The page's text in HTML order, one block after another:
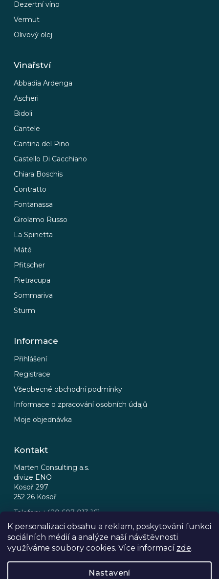
K personalizaci obsahu a reklam, poskytování funkcí
sociálních médií a analýze naší návštěvnosti
využíváme soubory cookies. Více informací zde.
Nastavení
Dezertní víno
Vermut
Olivový olej
Vinařství
Abbadia Ardenga
Ascheri
Bidoli
Cantele
Cantina del Pino
Castello Di Cacchiano
Chiara Boschis
Contratto
Fontanassa
Girolamo Russo
La Spinetta
Máté
Pfitscher
Pietracupa
Sommariva
Sturm
Informace
Přihlášení
Registrace
Všeobecné obchodní podmínky
Informace o zpracování osobních údajů
Moje objednávka
Kontakt
Marten Consulting a.s.
divize ENO
Kosoř 297
252 26 Kosoř
Telefon: +420 607 013 161
Email: eno@eno.cz
FB IG